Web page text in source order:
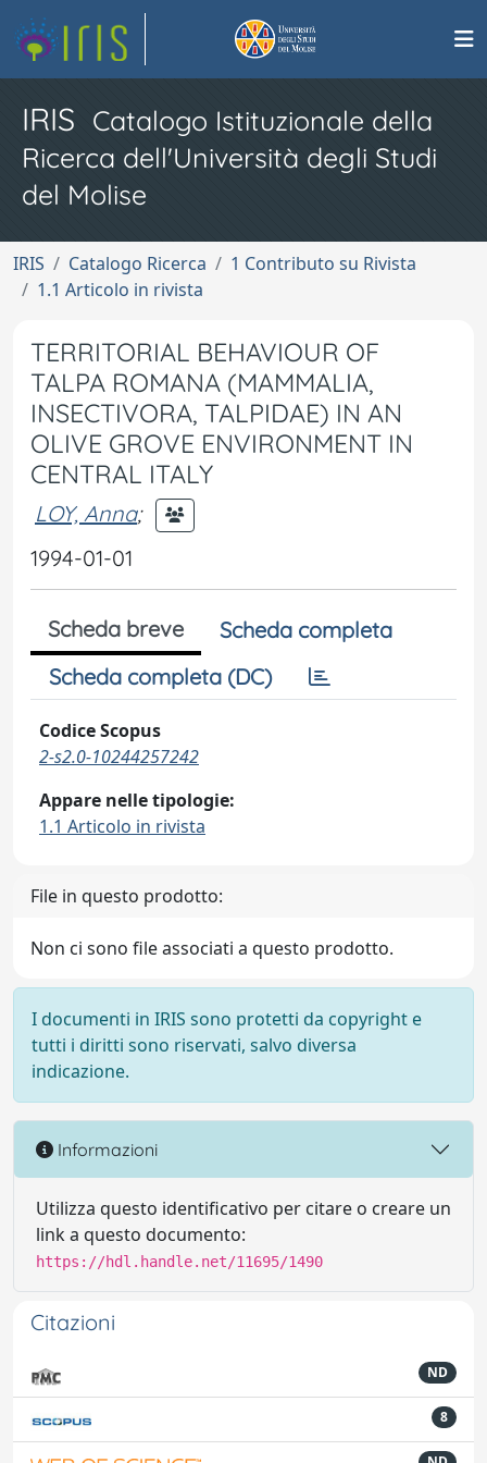
IRIS Catalogo Istituzionale della
Ricerca dell'Università degli Studi
del Molise
IRIS Catalogo Ricerca
1 Contributo su Rivista
1.1 Articolo in rivista
TERRITORIAL BEHAVIOUR OF
TALPA ROMANA (MAMMALIA,
INSECTIVORA, TALPIDAE) IN AN
OLIVE GROVE ENVIRONMENT IN
CENTRAL ITALY
LOY, Anna;
1994-01-01
Scheda breve
Scheda completa
Scheda completa (DC)
Codice Scopus
2-s2.0-10244257242
Appare nelle tipologie:
1.1 Articolo in rivista
File in questo prodotto:
Non ci sono file associati a questo prodotto.
I documenti in IRIS sono protetti da copyright e
tutti i diritti sono riservati, salvo diversa
indicazione.
Informazioni
Utilizza questo identificativo per citare o creare un
link a questo documento:
https://hdl.handle.net/11695/1490
Citazioni
ND
8